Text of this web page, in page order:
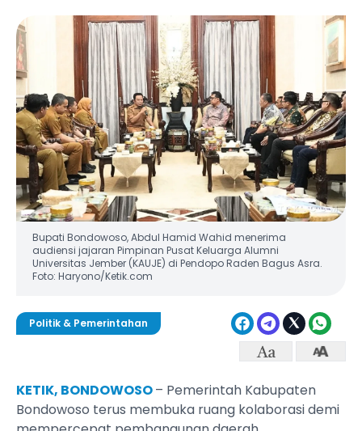
Bupati Bondowoso, Abdul Hamid Wahid menerima
audiensi jajaran Pimpinan Pusat Keluarga Alumni
Universitas Jember (KAUJE) di Pendopo Raden Bagus Asra.
Foto: Haryono/Ketik.com
Politik & Pemerintahan
KETIK, BONDOWOSO– Pemerintah Kabupaten
Bondowoso terus membuka ruang kolaborasi demi